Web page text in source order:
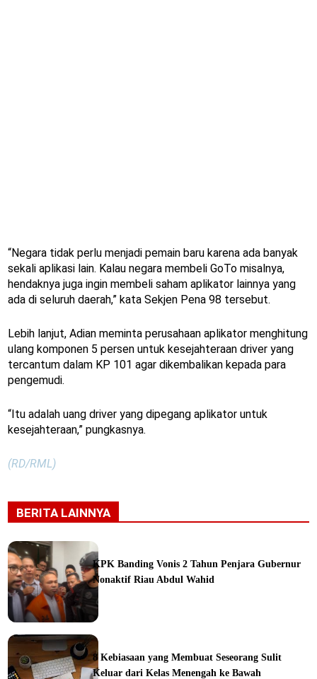
“Negara tidak perlu menjadi pemain baru karena ada banyak
sekali aplikasi lain. Kalau negara membeli GoTo misalnya,
hendaknya juga ingin membeli saham aplikator lainnya yang
ada di seluruh daerah,” kata Sekjen Pena 98 tersebut.
Lebih lanjut, Adian meminta perusahaan aplikator menghitung
ulang komponen 5 persen untuk kesejahteraan driver yang
tercantum dalam KP 101 agar dikembalikan kepada para
pengemudi.
“Itu adalah uang driver yang dipegang aplikator untuk
kesejahteraan,” pungkasnya.
(RD/RML)
BERITA LAINNYA
KPK Banding Vonis 2 Tahun Penjara Gubernur
Nonaktif Riau Abdul Wahid
8 Kebiasaan yang Membuat Seseorang Sulit
Keluar dari Kelas Menengah ke Bawah